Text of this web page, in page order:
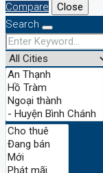
Compare
Close
Search